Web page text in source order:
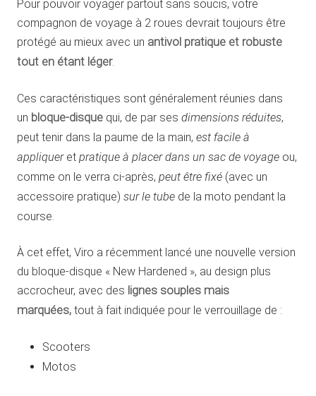
Pour pouvoir voyager partout sans soucis, votre
compagnon de voyage à 2 roues devrait toujours être
protégé au mieux avec un antivol pratique et robuste
tout en étant léger.
Ces caractéristiques sont généralement réunies dans
un bloque-disque qui, de par ses dimensions réduites,
peut tenir dans la paume de la main, est facile à
appliquer et pratique à placer dans un sac de voyage ou,
comme on le verra ci-après, peut être fixé (avec un
accessoire pratique) sur le tube de la moto pendant la
course.
À cet effet, Viro a récemment lancé une nouvelle version
du bloque-disque « New Hardened », au design plus
accrocheur, avec des lignes souples mais
marquées, tout à fait indiquée pour le verrouillage de :
Scooters
Motos